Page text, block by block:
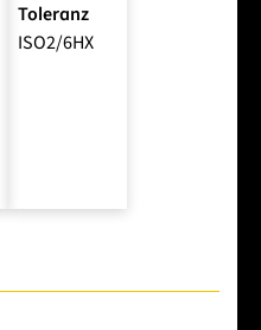
Toleranz
ISO2/6HX